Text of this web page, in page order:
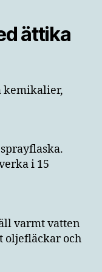
ättika
kemikalier,
i 15
varmt vatten
oljefläckar och